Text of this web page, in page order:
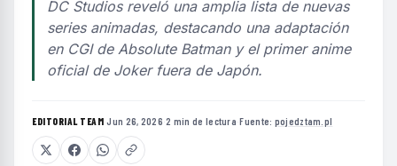
DC Studios reveló una amplia lista de nuevas
series animadas, destacando una adaptación
en CGI de Absolute Batman y el primer anime
oficial de Joker fuera de Japón.
EDITORIAL TEAM·Jun 26, 2026·2 min de lectura·Fuente: pojedztam.pl